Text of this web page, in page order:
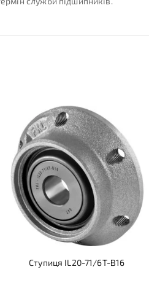
Ступиця IL20-71/6T-B16